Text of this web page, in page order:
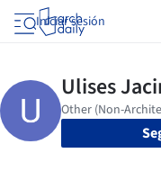
Iniciar sesión